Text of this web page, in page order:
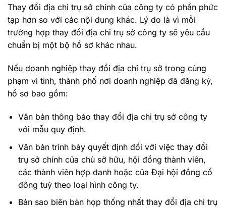
Thay đổi địa chỉ trụ sở chính của công ty có phần phức
tạp hơn so với các nội dung khác. Lý do là vì mỗi
trường hợp thay đổi địa chỉ trụ sở công ty sẽ yêu cầu
chuẩn bị một bộ hồ sơ khác nhau.
Nếu doanh nghiệp thay đổi địa chỉ trụ sở trong cùng
phạm vi tỉnh, thành phố nơi doanh nghiệp đã đăng ký,
hồ sơ bao gồm:
Văn bản thông báo thay đổi địa chỉ trụ sở công ty
với mẫu quy định.
Văn bản trình bày quyết định đối với việc thay đổi
trụ sở chính của chủ sở hữu, hội đồng thành viên,
các thành viên hợp danh hoặc của Đại hội đồng cổ
đông tuỳ theo loại hình công ty.
Bản sao biên bản họp thống nhất thay đổi địa chỉ trụ